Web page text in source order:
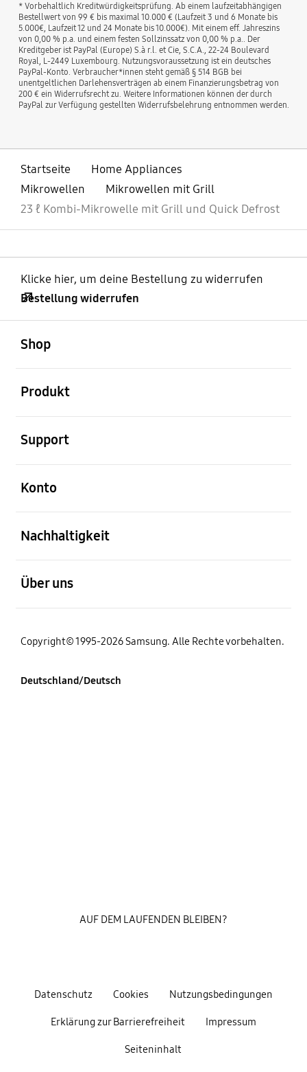
* Vorbehaltlich Kreditwürdigkeitsprüfung. Ab einem laufzeitabhängigen
Bestellwert von 99 € bis maximal 10.000 € (Laufzeit 3 und 6 Monate bis
5.000€, Laufzeit 12 und 24 Monate bis 10.000€). Mit einem eff. Jahreszins
von 0,00 % p.a. und einem festen Sollzinssatz von 0,00 % p.a.. Der
Kreditgeber ist PayPal (Europe) S.à r.l. et Cie, S.C.A., 22-24 Boulevard
Royal, L-2449 Luxembourg. Nutzungsvoraussetzung ist ein deutsches
PayPal-Konto. Verbraucher*innen steht gemäß § 514 BGB bei
unentgeltlichen Darlehensverträgen ab einem Finanzierungsbetrag von
200 € ein Widerrufsrecht zu. Weitere Informationen können der durch
PayPal zur Verfügung gestellten Widerrufsbelehrung entnommen werden.
Startseite
Home Appliances
Mikrowellen
Mikrowellen mit Grill
23 ℓ Kombi-Mikrowelle mit Grill und Quick Defrost
Klicke hier, um deine Bestellung zu widerrufen
Bestellung widerrufen
Shop
Produkt
Support
Konto
Nachhaltigkeit
Über uns
Copyright© 1995-2026 Samsung. Alle Rechte vorbehalten.
Deutschland/Deutsch
Datenschutz Cookies Nutzungsbedingungen
Erklärung zur Barrierefreiheit Impressum
Seiteninhalt
AUF DEM LAUFENDEN BLEIBEN?